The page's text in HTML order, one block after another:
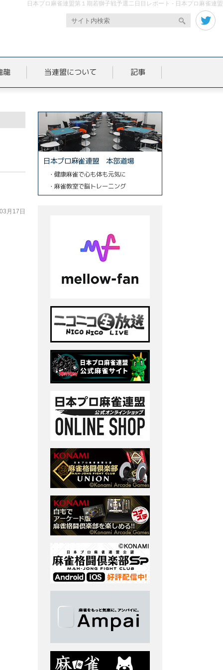
日本プロ麻雀連盟第１期若獅子戦予選二日目レポート - 日本プロ麻雀連盟
龍 当連盟について 記事
月17日
日本プロ麻雀連盟 本部道場
・健康麻雀で心も体も元気に
・麻雀教室で脳トレーニング